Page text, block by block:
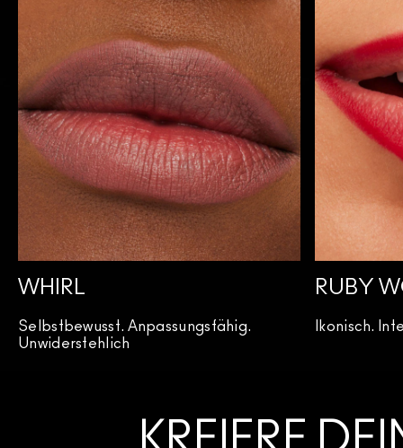
WHIRL
Selbstbewusst. Anpassungsfähig.
Unwiderstehlich
RUBY
Ikonisch.